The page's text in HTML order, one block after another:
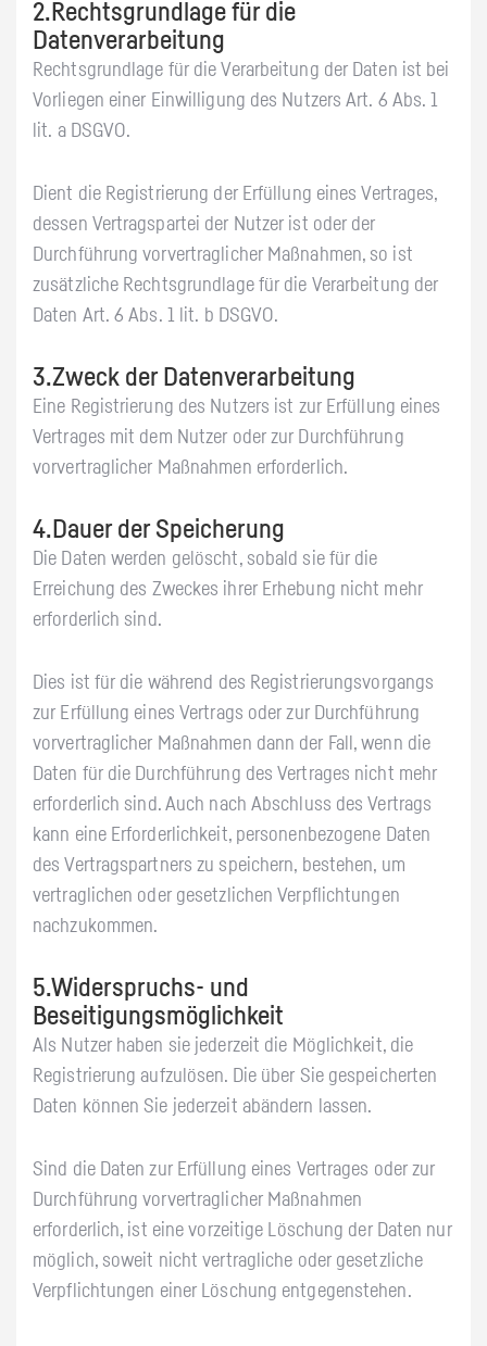
2.Rechtsgrundlage für die
Datenverarbeitung
Rechtsgrundlage für die Verarbeitung der Daten ist bei
Vorliegen einer Einwilligung des Nutzers Art. 6 Abs. 1
lit. a DSGVO.
Dient die Registrierung der Erfüllung eines Vertrages,
dessen Vertragspartei der Nutzer ist oder der
Durchführung vorvertraglicher Maßnahmen, so ist
zusätzliche Rechtsgrundlage für die Verarbeitung der
Daten Art. 6 Abs. 1 lit. b DSGVO.
3.Zweck der Datenverarbeitung
Eine Registrierung des Nutzers ist zur Erfüllung eines
Vertrages mit dem Nutzer oder zur Durchführung
vorvertraglicher Maßnahmen erforderlich.
4.Dauer der Speicherung
Die Daten werden gelöscht, sobald sie für die
Erreichung des Zweckes ihrer Erhebung nicht mehr
erforderlich sind.
Dies ist für die während des Registrierungsvorgangs
zur Erfüllung eines Vertrags oder zur Durchführung
vorvertraglicher Maßnahmen dann der Fall, wenn die
Daten für die Durchführung des Vertrages nicht mehr
erforderlich sind. Auch nach Abschluss des Vertrags
kann eine Erforderlichkeit, personenbezogene Daten
des Vertragspartners zu speichern, bestehen, um
vertraglichen oder gesetzlichen Verpflichtungen
nachzukommen.
5.Widerspruchs- und
Beseitigungsmöglichkeit
Als Nutzer haben sie jederzeit die Möglichkeit, die
Registrierung aufzulösen. Die über Sie gespeicherten
Daten können Sie jederzeit abändern lassen.
Sind die Daten zur Erfüllung eines Vertrages oder zur
Durchführung vorvertraglicher Maßnahmen
erforderlich, ist eine vorzeitige Löschung der Daten nur
möglich, soweit nicht vertragliche oder gesetzliche
Verpflichtungen einer Löschung entgegenstehen.